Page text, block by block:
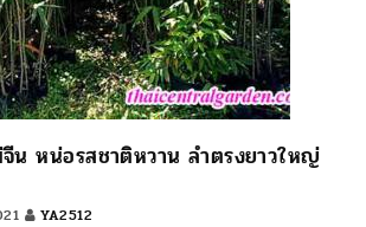
น หน่อรสชาติหวาน ลำตรงยาวใหญ่
YA2512